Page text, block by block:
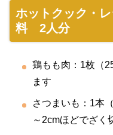
ホットクック・
料 2人分
鶏もも肉：1枚（
ます
さつまいも：1本
～2cmほどでざく